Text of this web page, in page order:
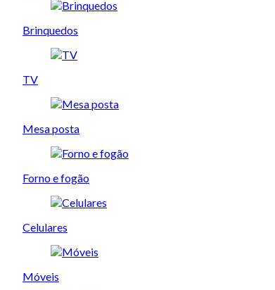
Brinquedos
TV
Mesa posta
Forno e fogão
Celulares
Móveis